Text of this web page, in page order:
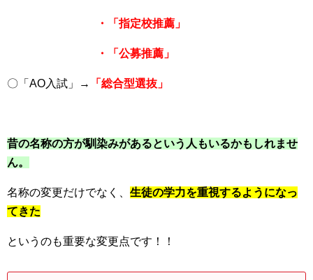
・「指定校推薦」
・「公募推薦」
〇「AO入試」→ 「総合型選抜」
昔の名称の方が馴染みがあるという人もいるかもしれませ
ん。
名称の変更だけでなく、 生徒の学力を重視するようになっ
てきた
というのも重要な変更点です！！